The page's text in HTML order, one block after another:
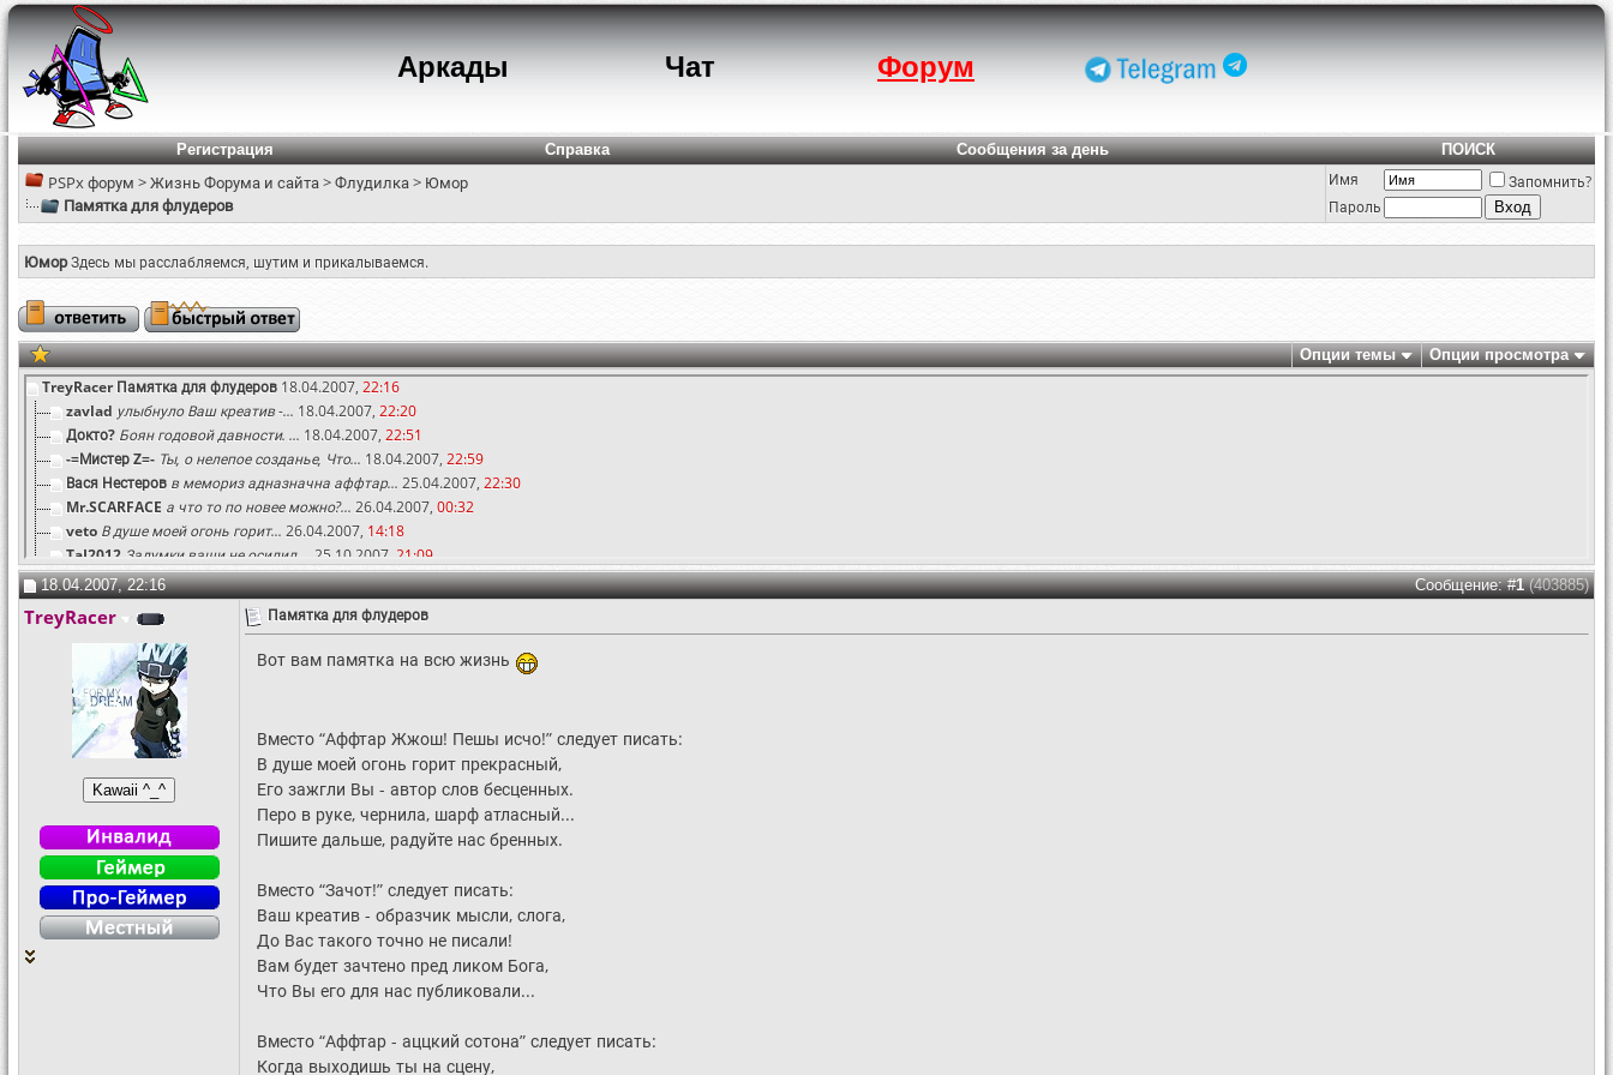
Аркады Чат Форум
Регистрация Справка Сообщения за день ПОИСК
PSPx форум >Жизнь Форума и сайта>Флудилка> Юмор
Памятка для флудеров
Имя
Запомнить?
Пароль
ЮморЗдесь мы расслабляемся, шутим и прикалываемся.
Опции темы Опции просмотра
TreyRacer Памятка для флудеров 18.04.2007, 22:16
zavlad улыбнуло Ваш креатив -... 18.04.2007, 22:20
Докто? Боян годовой давности. ... 18.04.2007, 22:51
-=Мистер Z=- Ты, о нелепое созданье, Что... 18.04.2007, 22:59
Вася Нестеров в мемориз адназначна аффтар... 25.04.2007, 22:30
Mr.SCARFACE а что то по новее можно?... 26.04.2007, 00:32
veto В душе моей огонь горит... 26.04.2007, 14:18
TaJ2012 Задумки ваши не осилил,... 25.10.2007, 21:09
18.04.2007, 22:16 Сообщение: #1(403885)
TreyRacer Памятка для флудеров
Вот вам памятка на всю жизнь
Вместо “Аффтар Жжош! Пешы исчо!” следует писать:
В душе моей огонь горит прекрасный,
Его зажгли Вы - автор слов бесценных.
Перо в руке, чернила, шарф атласный...
Пишите дальше, радуйте нас бренных.
Вместо “Зачот!” следует писать:
Ваш креатив - образчик мысли, слога,
До Вас такого точно не писали!
Вам будет зачтено пред ликом Бога,
Что Вы его для нас публиковали...
Вместо “Аффтар - аццкий сотона” следует писать:
Когда выходишь ты на сцену,